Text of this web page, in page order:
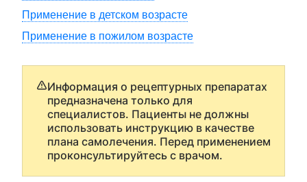
Применение в детском возрасте
Применение в пожилом возрасте
Информация о рецептурных препаратах
предназначена только для
специалистов. Пациенты не должны
использовать инструкцию в качестве
плана самолечения. Перед применением
проконсультируйтесь с врачом.